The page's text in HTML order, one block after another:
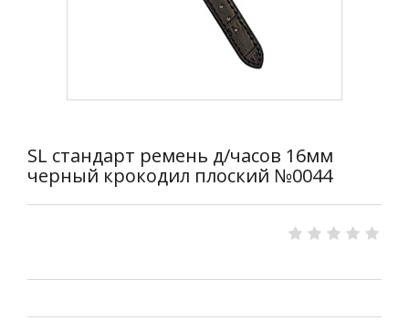
SL стандарт ремень д/часов 16мм
черный крокодил плоский №0044